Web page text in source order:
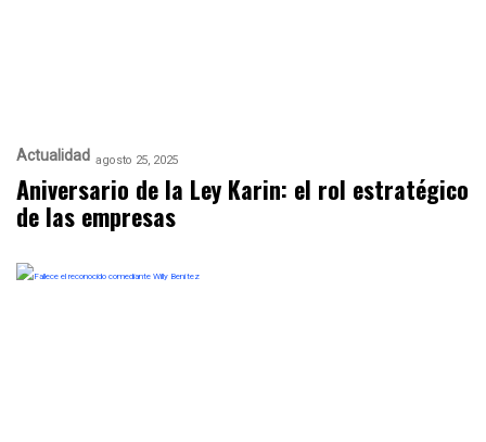
Actualidad agosto 25, 2025
Aniversario de la Ley Karin: el rol estratégico
de las empresas